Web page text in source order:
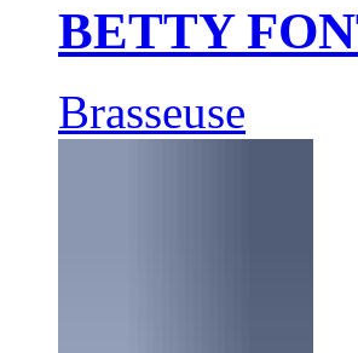
BETTY
Brasseuse